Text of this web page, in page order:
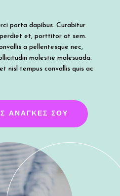
porta dapibus. Curabitur
et, porttitor at sem.
a pellentesque nec,
molestie malesuada.
nisl tempus convallis quis ac
ΑΝΆΓΚΕΣ ΣΟΥ